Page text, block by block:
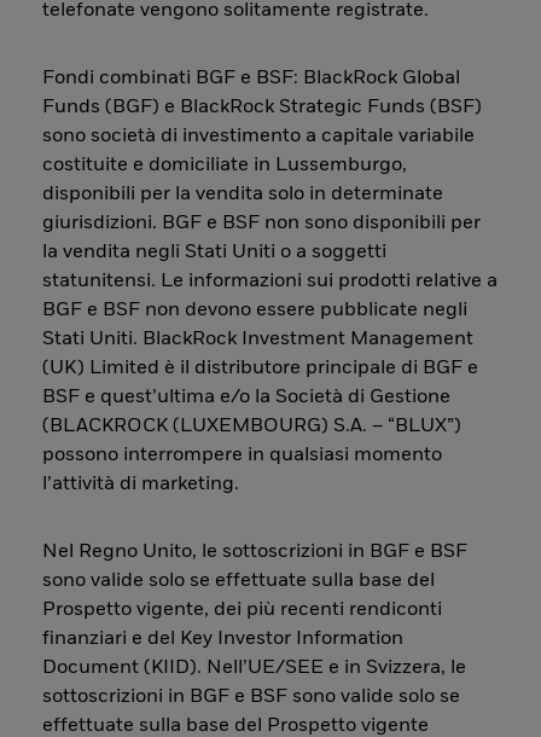
telefonate vengono solitamente registrate.
Fondi combinati BGF e BSF: BlackRock Global
Funds (BGF) e BlackRock Strategic Funds (BSF)
sono società di investimento a capitale variabile
costituite e domiciliate in Lussemburgo,
disponibili per la vendita solo in determinate
giurisdizioni. BGF e BSF non sono disponibili per
la vendita negli Stati Uniti o a soggetti
statunitensi. Le informazioni sui prodotti relative a
BGF e BSF non devono essere pubblicate negli
Stati Uniti. BlackRock Investment Management
(UK) Limited è il distributore principale di BGF e
BSF e quest’ultima e/o la Società di Gestione
(BLACKROCK (LUXEMBOURG) S.A. – “BLUX”)
possono interrompere in qualsiasi momento
l’attività di marketing.
Nel Regno Unito, le sottoscrizioni in BGF e BSF
sono valide solo se effettuate sulla base del
Prospetto vigente, dei più recenti rendiconti
finanziari e del Key Investor Information
Document (KIID). Nell’UE/SEE e in Svizzera, le
sottoscrizioni in BGF e BSF sono valide solo se
effettuate sulla base del Prospetto vigente